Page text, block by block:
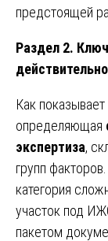
предстоящей
Раздел 2.
Как показывает
определяющая
экспертиза,
групп
категория
участок под
пакетом